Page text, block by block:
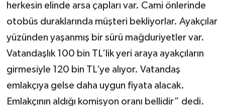
herkesin elinde arsa çapları var. Cami önlerinde
otobüs duraklarında müşteri bekliyorlar. Ayakçılar
yüzünden yaşanmış bir sürü mağduriyetler var.
Vatandaşlık 100 bin TL’lik yeri araya ayakçıların
girmesiyle 120 bin TL’ye alıyor. Vatandaş
emlakçıya gelse daha uygun fiyata alacak.
Emlakçının aldığı komisyon oranı bellidir” dedi.